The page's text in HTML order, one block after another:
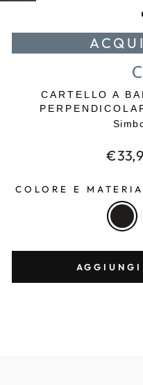
CARTELLO A
Prezzo
listino
COLORE E